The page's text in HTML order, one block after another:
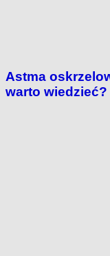
Astma
warto wiedzieć?